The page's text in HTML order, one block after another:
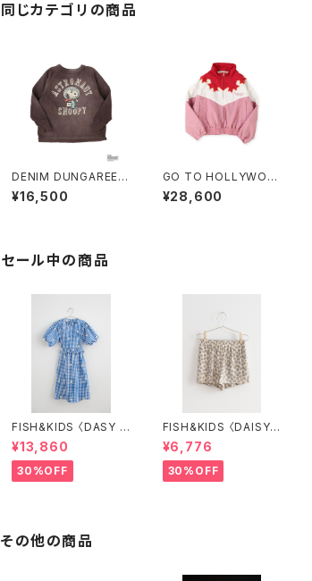
同じカテゴリの商品
DENIM DUNGAREE
墨黒〈Vintage Cotton
Jersey SNOOPY AS
¥16,500
GO TO HOLLYWOO
D 〈Folklore Nylon J
acket〉RED
¥28,600
セール中の商品
FISH&KIDS 〈DASY F
LOWERS DRESS〉
¥13,860
30%OFF
FISH&KIDS 〈DAISY F
LOWER SHORT〉
¥6,776
30%OFF
その他の商品